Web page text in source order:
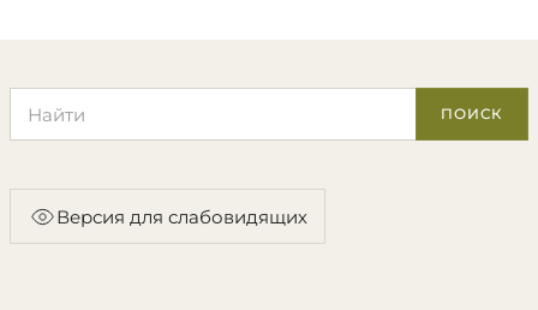
ПОИСК
Версия для слабовидящих